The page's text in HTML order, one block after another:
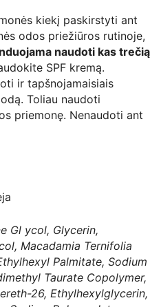
kiekį paskirstyti ant
odos priežiūros rutinoje,
naudoti kas trečią
SPF kremą.
ir tapšnojamaisiais
Toliau naudoti
priemonę. Nenaudoti ant
Gl ycol, Glycerin,
Macadamia Ternifolia
Palmitate, Sodium
Taurate Copolymer,
26, Ethylhexylglycerin,